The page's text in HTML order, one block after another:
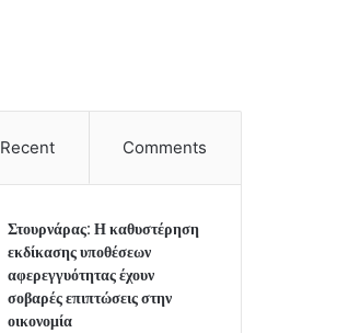
Recent Comments
Στουρνάρας: Η καθυστέρηση
εκδίκασης υποθέσεων
αφερεγγυότητας έχουν
σοβαρές επιπτώσεις στην
οικονομία